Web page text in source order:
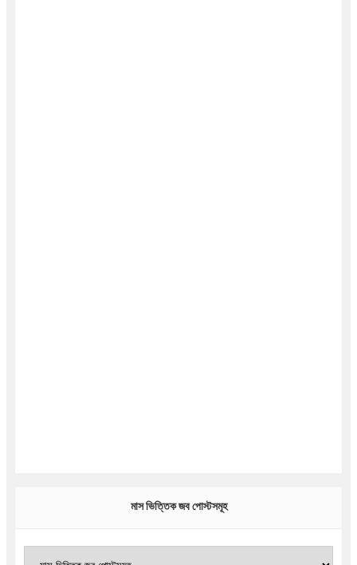
মাস ভিত্তিক জব পোস্টসমূহ